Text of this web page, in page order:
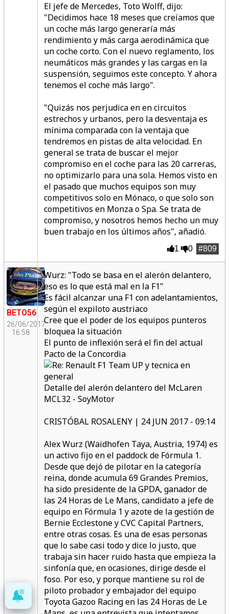
El jefe de Mercedes, Toto Wolff, dijo:
"Decidimos hace 18 meses que creíamos que
un coche más largo generaría más
rendimiento y más carga aerodinámica que
un coche corto. Con el nuevo reglamento, los
neumáticos más grandes y las cargas en la
suspensión, seguimos este concepto. Y ahora
tenemos el coche más largo".
"Quizás nos perjudica en en circuitos
estrechos y urbanos, pero la desventaja es
mínima comparada con la ventaja que
tendremos en pistas de alta velocidad. En
general se trata de buscar el mejor
compromiso en el coche para las 20 carreras,
no optimizarlo para una sola. Hemos visto en
el pasado que muchos equipos son muy
competitivos solo en Mónaco, o que solo son
competitivos en Monza o Spa. Se trata de
compromiso, y nosotros hemos hecho un muy
buen trabajo en los últimos años", añadió.
#809
1 0
BETO56
26/06/2017
16:58
Wurz: "Todo se basa en el alerón delantero,
eso es lo que está mal en la F1"
Es fácil alcanzar una F1 con adelantamientos,
según el expiloto austriaco
Cree que el poder de los equipos punteros
bloquea la situación
El punto de inflexión será el fin del actual
Pacto de la Concordia
Detalle del alerón delantero del McLaren
MCL32 - SoyMotor
CRISTÓBAL ROSALENY | 24 JUN 2017 - 09:14
Alex Wurz (Waidhofen Taya, Austria, 1974) es
un activo fijo en el paddock de Fórmula 1.
Desde que dejó de pilotar en la categoría
reina, donde acumula 69 Grandes Premios,
ha sido presidente de la GPDA, ganador de
las 24 Horas de Le Mans, candidato a jefe de
equipo en Fórmula 1 y azote de la gestión de
Bernie Ecclestone y CVC Capital Partners,
entre otras cosas. Es una de esas personas
que lo sabe casi todo y dice lo justo, que
trabaja sin hacer ruido hasta que empieza la
sinfonía que, en ocasiones, dirige desde el
foso. Por eso, y porque mantiene su rol de
piloto probador y embajador del equipo
Toyota Gazoo Racing en las 24 Horas de Le